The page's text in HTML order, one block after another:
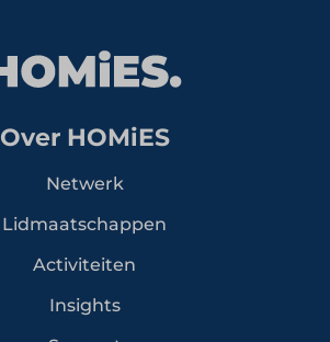
Over HOMiES
Netwerk
Lidmaatschappen
Activiteiten
Insights